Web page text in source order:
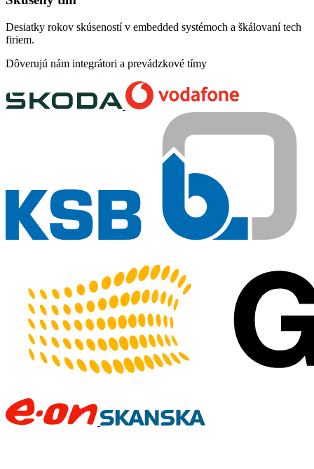
Desiatky rokov skúseností v embedded systémoch a škálovaní tech
firiem.
Dôverujú nám integrátori a prevádzkové tímy